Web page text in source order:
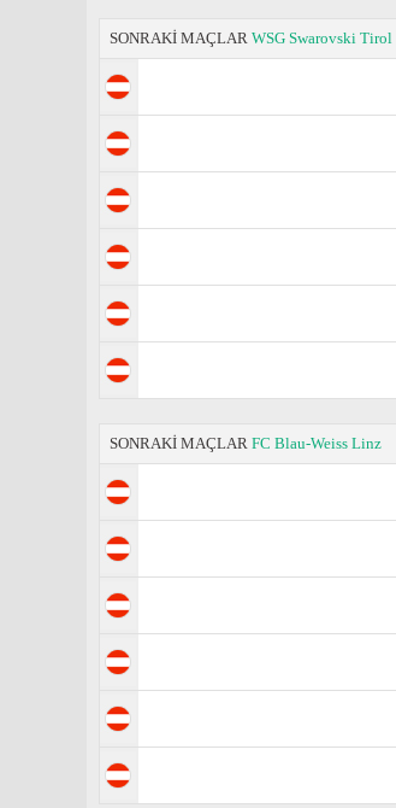
SONRAKİ MAÇLAR WSG Swarovski Tirol
SONRAKİ MAÇLAR FC Blau-Weiss Linz